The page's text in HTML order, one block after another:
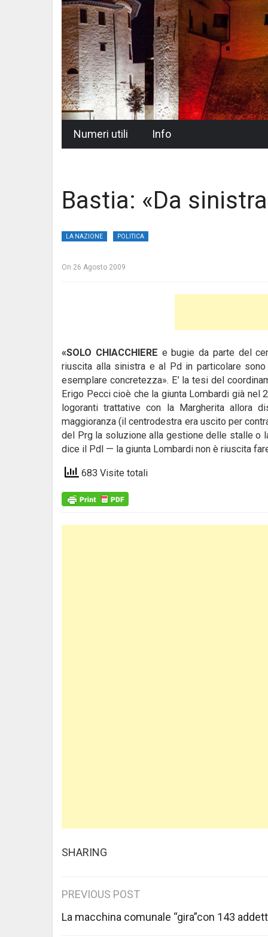
Numeri utili Info
Bastia: «Da
LA NAZIONE POLITICA
On 26 Agosto 2009
«SOLO CHIACCHIERE e bugie da parte del
riuscita alla sinistra e al Pd in particolare
esemplare concretezza». E’ la tesi del
Erigo Pecci cioè che la giunta Lombardi già nel
logoranti trattative con la Margherita allora
maggioranza (il centrodestra era uscito per
del Prg la soluzione alla gestione delle stalle o
dice il Pdl — la giunta Lombardi non è riuscita
683 Visite totali
SHARING
Post
navigation
PREVIOUS POST
La macchina comunale “gira”con 143